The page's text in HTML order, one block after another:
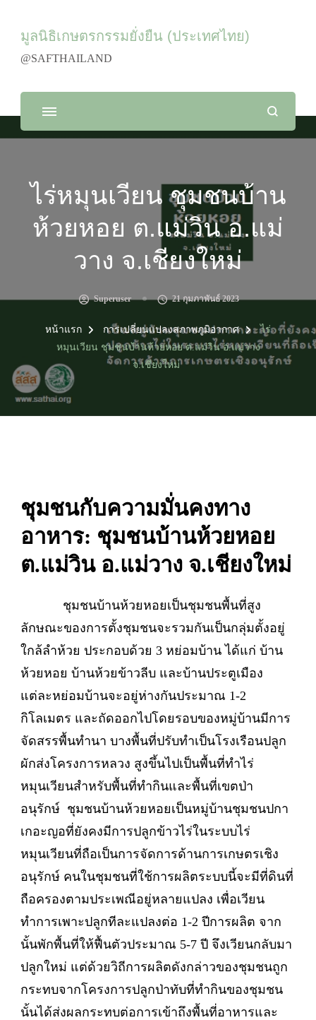
มูลนิธิเกษตรกรรมยั่งยืน (ประเทศไทย)
@SAFTHAILAND
ไร่หมุนเวียน ชุมชนบ้าน
ห้วยหอย ต.แม่วิน อ.แม่
วาง จ.เชียงใหม่
Superuser 21 กุมภาพันธ์ 2023
หน้าแรก การเปลี่ยนแปลงสภาพภูมิอากาศ
ไร่
หมุนเวียน ชุมชนบ้านห้วยหอย ต.แม่วิน อ.แม่วาง
จ.เชียงใหม่
ชุมชนกับความมั่นคงทาง
อาหาร: ชุมชนบ้านห้วยหอย
ต.แม่วิน อ.แม่วาง จ.เชียงใหม่
ชุมชนบ้านห้วยหอยเป็นชุมชนพื้นที่สูง
ลักษณะของการตั้งชุมชนจะรวมกันเป็นกลุ่มตั้งอยู่
ใกล้ลำห้วย ประกอบด้วย 3 หย่อมบ้าน ได้แก่ บ้าน
ห้วยหอย บ้านห้วยข้าวลีบ และบ้านประตูเมือง
แต่ละหย่อมบ้านจะอยู่ห่างกันประมาณ 1-2
กิโลเมตร และถัดออกไปโดยรอบของหมู่บ้านมีการ
จัดสรรพื้นทำนา บางพื้นที่ปรับทำเป็นโรงเรือนปลูก
ผักส่งโครงการหลวง สูงขึ้นไปเป็นพื้นที่ทำไร่
หมุนเวียนสำหรับพื้นที่ทำกินและพื้นที่เขตป่า
อนุรักษ์ ชุมชนบ้านห้วยหอยเป็นหมู่บ้านชุมชนปกา
เกอะญอที่ยังคงมีการปลูกข้าวไร่ในระบบไร่
หมุนเวียนที่ถือเป็นการจัดการด้านการเกษตรเชิง
อนุรักษ์ คนในชุมชนที่ใช้การผลิตระบบนี้จะมีที่ดินที่
ถือครองตามประเพณีอยู่หลายแปลง เพื่อเวียน
ทำการเพาะปลูกทีละแปลงต่อ 1-2 ปีการผลิต จาก
นั้นพักพื้นที่ให้ฟื้นตัวประมาณ 5-7 ปี จึงเวียนกลับมา
ปลูกใหม่ แต่ด้วยวิถีการผลิตดังกล่าวของชุมชนถูก
กระทบจากโครงการปลูกป่าทับที่ทำกินของชุมชน
นั้นได้ส่งผลกระทบต่อการเข้าถึงพื้นที่อาหารและ